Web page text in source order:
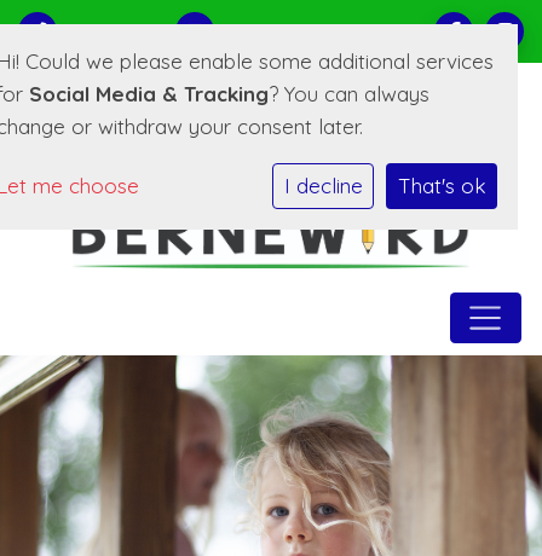
0519-221373 E-mailadres
Could we please enable some additional services
Social Media & Tracking? You can always
or withdraw your consent later.
me choose I decline That's ok